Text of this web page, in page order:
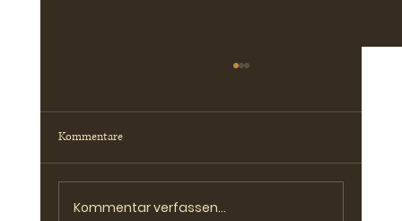
Kommentare
Kommentar verfassen...